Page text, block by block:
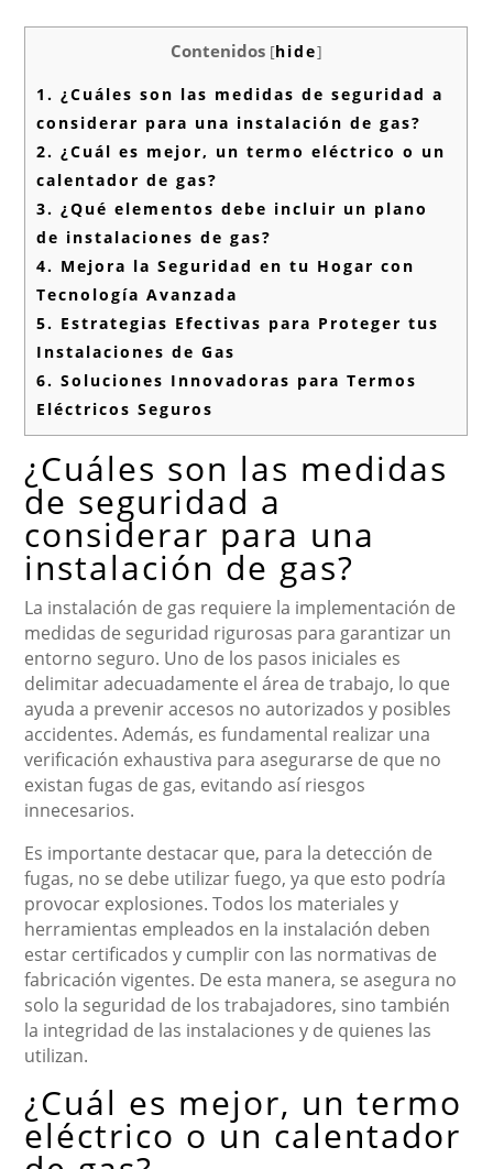
Contenidos [hide]
1. ¿Cuáles son las medidas de seguridad a
considerar para una instalación de gas?
2. ¿Cuál es mejor, un termo eléctrico o un
calentador de gas?
3. ¿Qué elementos debe incluir un plano
de instalaciones de gas?
4. Mejora la Seguridad en tu Hogar con
Tecnología Avanzada
5. Estrategias Efectivas para Proteger tus
Instalaciones de Gas
6. Soluciones Innovadoras para Termos
Eléctricos Seguros
¿Cuáles son las medidas
de seguridad a
considerar para una
instalación de gas?
La instalación de gas requiere la implementación de
medidas de seguridad rigurosas para garantizar un
entorno seguro. Uno de los pasos iniciales es
delimitar adecuadamente el área de trabajo, lo que
ayuda a prevenir accesos no autorizados y posibles
accidentes. Además, es fundamental realizar una
verificación exhaustiva para asegurarse de que no
existan fugas de gas, evitando así riesgos
innecesarios.
Es importante destacar que, para la detección de
fugas, no se debe utilizar fuego, ya que esto podría
provocar explosiones. Todos los materiales y
herramientas empleados en la instalación deben
estar certificados y cumplir con las normativas de
fabricación vigentes. De esta manera, se asegura no
solo la seguridad de los trabajadores, sino también
la integridad de las instalaciones y de quienes las
utilizan.
¿Cuál es mejor, un termo
eléctrico o un calentador